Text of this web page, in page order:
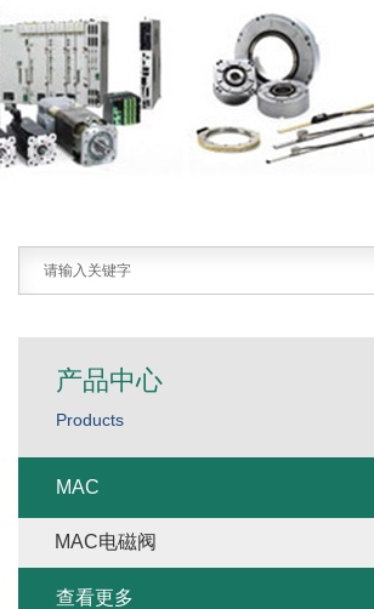
产品中心
Products
MAC
MAC电磁阀
查看更多